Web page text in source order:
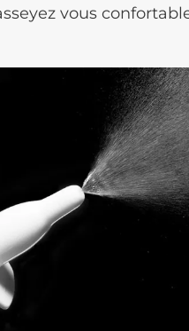
vous